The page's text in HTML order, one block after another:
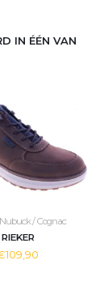
IN ÉÉN VAN
/ Cognac
RIEKER